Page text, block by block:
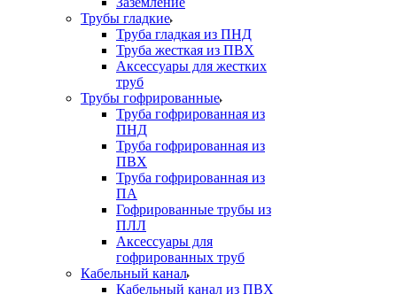
Трубы гладкие
Труба гладкая из ПНД
Труба жесткая из ПВХ
Аксессуары для жестких
труб
Трубы гофрированные
Труба гофрированная из
ПНД
Труба гофрированная из
ПВХ
Труба гофрированная из
ПА
Гофрированные трубы из
ПЛЛ
Аксессуары для
гофрированных труб
Кабельный канал
Кабельный канал из ПВХ